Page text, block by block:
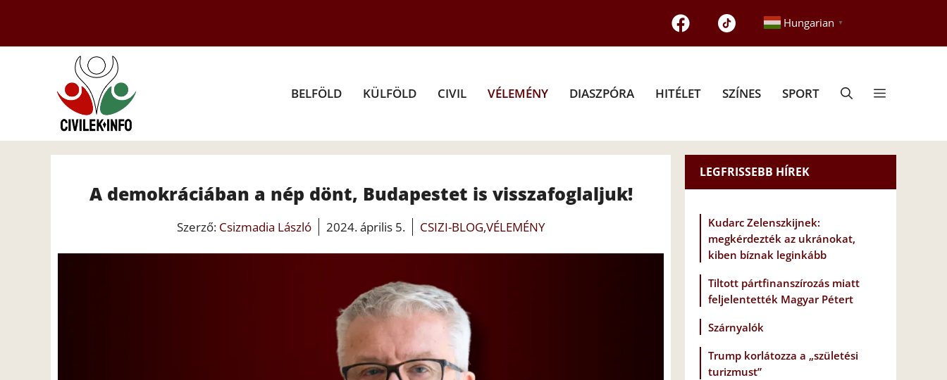
tartalomba
Hungarian ▼
BELFÖLD KÜLFÖLD CIVIL VÉLEMÉNY DIASZPÓRA HITÉLET SZÍNES SPORT
A demokráciában a nép dönt, Budapestet is visszafoglaljuk!
Szerző: Csizmadia László 2024. április 5. CSIZI-BLOG,VÉLEMÉNY
LEGFRISSEBB HÍREK
Kudarc Zelenszkijnek:
megkérdezték az ukránokat,
kiben bíznak leginkább
Tiltott pártfinanszírozás miatt
feljelentették Magyar Pétert
Szárnyalók
Trump korlátozza a „születési
turizmust”